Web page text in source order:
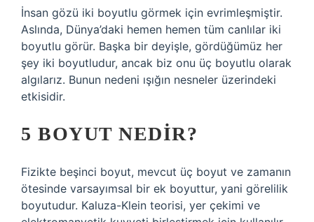
İnsan gözü iki boyutlu görmek için evrimleşmiştir.
Aslında, Dünya’daki hemen hemen tüm canlılar iki
boyutlu görür. Başka bir deyişle, gördüğümüz her
şey iki boyutludur, ancak biz onu üç boyutlu olarak
algılarız. Bunun nedeni ışığın nesneler üzerindeki
etkisidir.
5 BOYUT NEDIR?
Fizikte beşinci boyut, mevcut üç boyut ve zamanın
ötesinde varsayımsal bir ek boyuttur, yani görelilik
boyutudur. Kaluza-Klein teorisi, yer çekimi ve